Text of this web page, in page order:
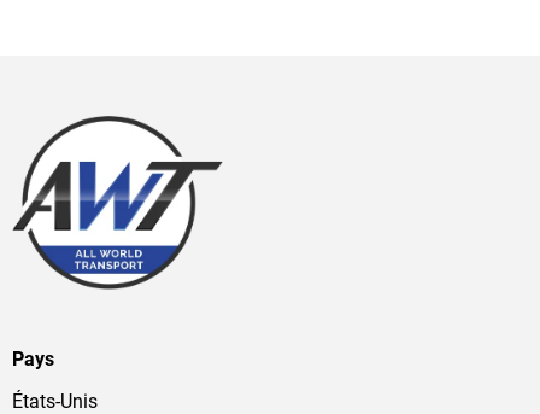
Pays
États-Unis